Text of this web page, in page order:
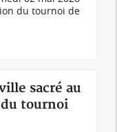
du tournoi de
sacré au
tournoi